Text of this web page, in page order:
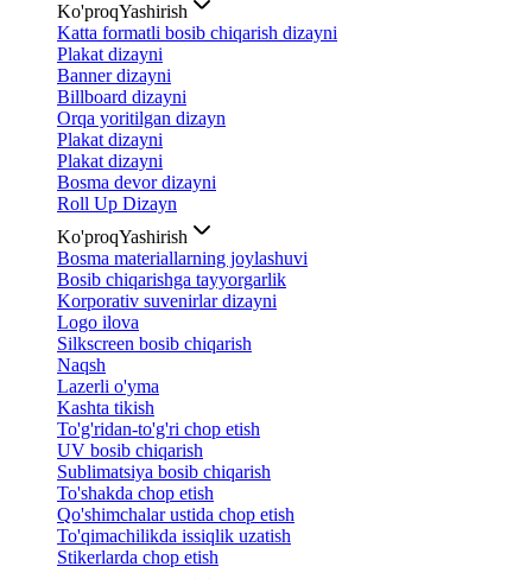
Ko'proqYashirish
Katta formatli bosib chiqarish dizayni
Plakat dizayni
Banner dizayni
Billboard dizayni
Orqa yoritilgan dizayn
Plakat dizayni
Plakat dizayni
Bosma devor dizayni
Roll Up Dizayn
Ko'proqYashirish
Bosma materiallarning joylashuvi
Bosib chiqarishga tayyorgarlik
Korporativ suvenirlar dizayni
Logo ilova
Silkscreen bosib chiqarish
Naqsh
Lazerli o'yma
Kashta tikish
To'g'ridan-to'g'ri chop etish
UV bosib chiqarish
Sublimatsiya bosib chiqarish
To'shakda chop etish
Qo'shimchalar ustida chop etish
To'qimachilikda issiqlik uzatish
Stikerlarda chop etish